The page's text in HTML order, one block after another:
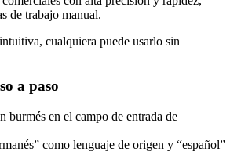
de trabajo manual.
cualquiera puede usarlo sin
a paso
burmés en el campo de entrada de
como lenguaje de origen y “español”